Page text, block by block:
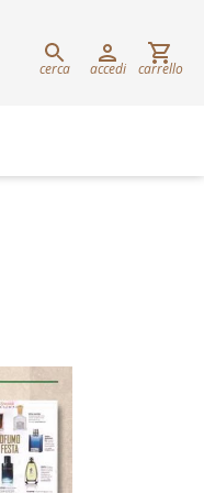
cerca accedi carrello